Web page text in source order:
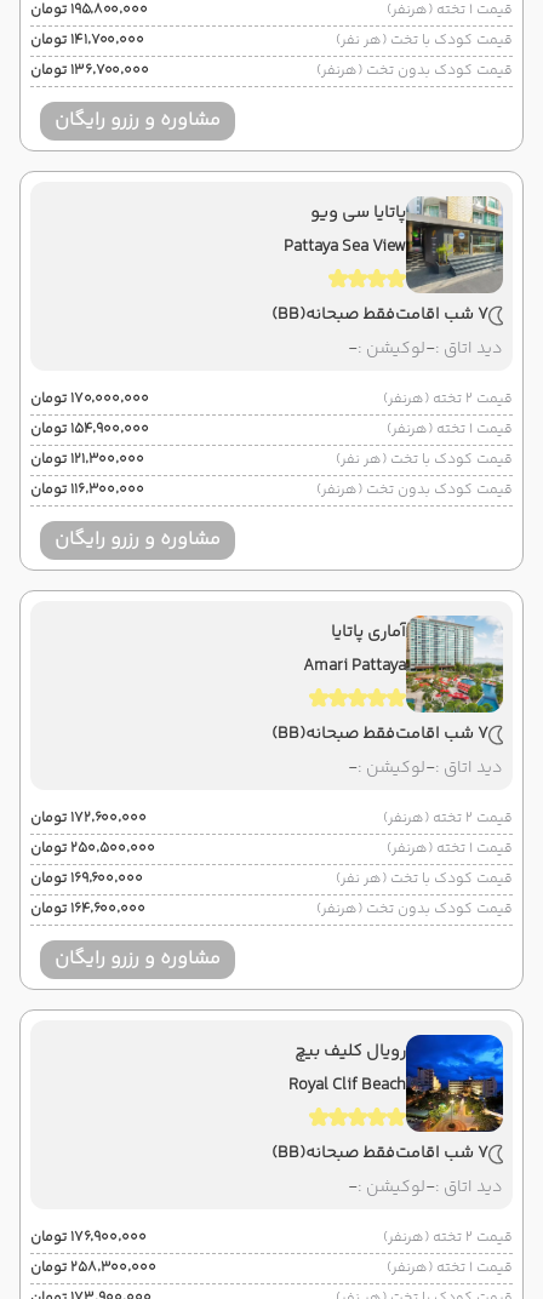
قیمت 1 تخته (هرنفر)
۱۹۵٬۸۰۰٬۰۰۰ تومان
قیمت کودک با تخت (هر نفر)
۱۴۱٬۷۰۰٬۰۰۰ تومان
قیمت کودک بدون تخت (هرنفر)
۱۳۶٬۷۰۰٬۰۰۰ تومان
مشاوره و رزرو رایگان
پاتایا سی ویو
Pattaya Sea View
7 شب اقامت فقط صبحانه(BB)
دید اتاق :-لوکیشن :-
قیمت 2 تخته (هرنفر)
۱۷۰٬۰۰۰٬۰۰۰ تومان
قیمت 1 تخته (هرنفر)
۱۵۴٬۹۰۰٬۰۰۰ تومان
قیمت کودک با تخت (هر نفر)
۱۲۱٬۳۰۰٬۰۰۰ تومان
قیمت کودک بدون تخت (هرنفر)
۱۱۶٬۳۰۰٬۰۰۰ تومان
مشاوره و رزرو رایگان
آماری پاتایا
Amari Pattaya
7 شب اقامت فقط صبحانه(BB)
دید اتاق :-لوکیشن :-
قیمت 2 تخته (هرنفر)
۱۷۲٬۶۰۰٬۰۰۰ تومان
قیمت 1 تخته (هرنفر)
۲۵۰٬۵۰۰٬۰۰۰ تومان
قیمت کودک با تخت (هر نفر)
۱۶۹٬۶۰۰٬۰۰۰ تومان
قیمت کودک بدون تخت (هرنفر)
۱۶۴٬۶۰۰٬۰۰۰ تومان
مشاوره و رزرو رایگان
رویال کلیف بیچ
Royal Clif Beach
7 شب اقامت فقط صبحانه(BB)
دید اتاق :-لوکیشن :-
قیمت 2 تخته (هرنفر)
۱۷۶٬۹۰۰٬۰۰۰ تومان
قیمت 1 تخته (هرنفر)
۲۵۸٬۳۰۰٬۰۰۰ تومان